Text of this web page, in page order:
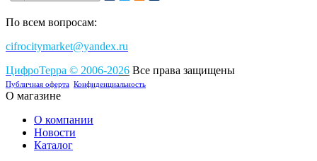
По всем вопросам:
cifrocitymarket@yandex.ru
ЦифроТерра © 2006-2026 Все права защищены
Публичная оферта Конфиденциальность
О магазине
О компании
Новости
Каталог